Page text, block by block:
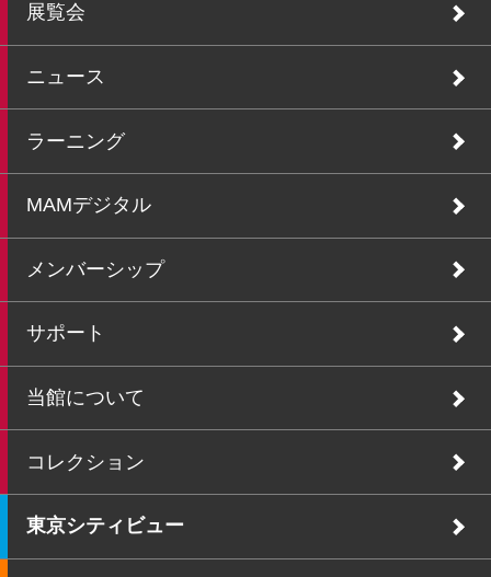
展覧会
ニュース
ラーニング
MAMデジタル
メンバーシップ
サポート
当館について
コレクション
東京シティビュー